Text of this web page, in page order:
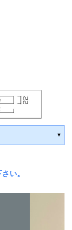
の決済で翌営業日
い。